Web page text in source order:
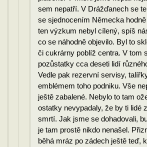
sem nepatří. V Drážďanech se
se sjednocením Německa
ten výzkum nebyl cílený, spíš
co se náhodně objevilo. Byl to
či cukrárny poblíž centra. V tom
pozůstatky cca deseti lidí
Vedle pak rezervní servisy,
emblémem toho podniku. Vše
ještě zabalené. Nebylo to tam
ostatky nevypadaly, že by ti lidé
smrtí. Jak jsme se dohadovali,
je tam prostě nikdo nenašel.
běhá mráz po zádech ještě teď,